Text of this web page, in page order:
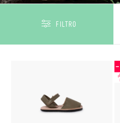
FILTRO